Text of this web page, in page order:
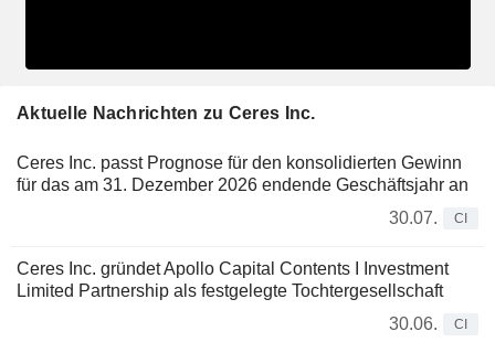
Aktuelle Nachrichten zu Ceres Inc.
Ceres Inc. passt Prognose für den konsolidierten Gewinn
für das am 31. Dezember 2026 endende Geschäftsjahr an
30.07.
CI
Ceres Inc. gründet Apollo Capital Contents I Investment
Limited Partnership als festgelegte Tochtergesellschaft
30.06.
CI